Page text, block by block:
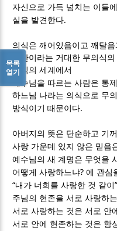
자신으로 가득 넘치는 이들
실을 발견한다.
의식은 깨어있음이고 깨달
빙산이라는 거대한 무의식
의식의 세계에서
예수님을 따르는 사람은 통
하느님 나라는 의식으로 무
방식이기 때문이다.
아버지의 뜻은 단순하고 기
사랑 가운데 있지 않은 믿음
예수님의 새 계명은 무엇을
어떻게 사랑하느냐?에 관심
“내가 너희를 사랑한 것 같이
주님의 현존을 서로 사랑하
서로 사랑하는 것은 서로 안
서로 안에 현존하는 것은 항
목록
열기